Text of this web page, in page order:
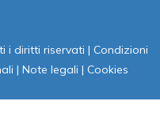
i diritti riservati | Condizioni
| Note legali | Cookies